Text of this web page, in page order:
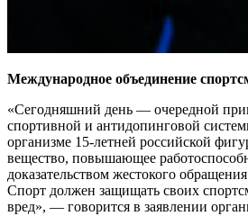
Международное объединение
«Сегодняшний день — очередной
спортивной и антидопинговой
организме 15-летней российской
вещество, повышающее
доказательством жестокого
Спорт должен защищать своих
вред», — говорится в заявлении